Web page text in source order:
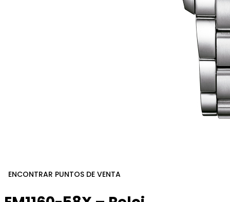
ENCONTRAR PUNTOS DE VENTA